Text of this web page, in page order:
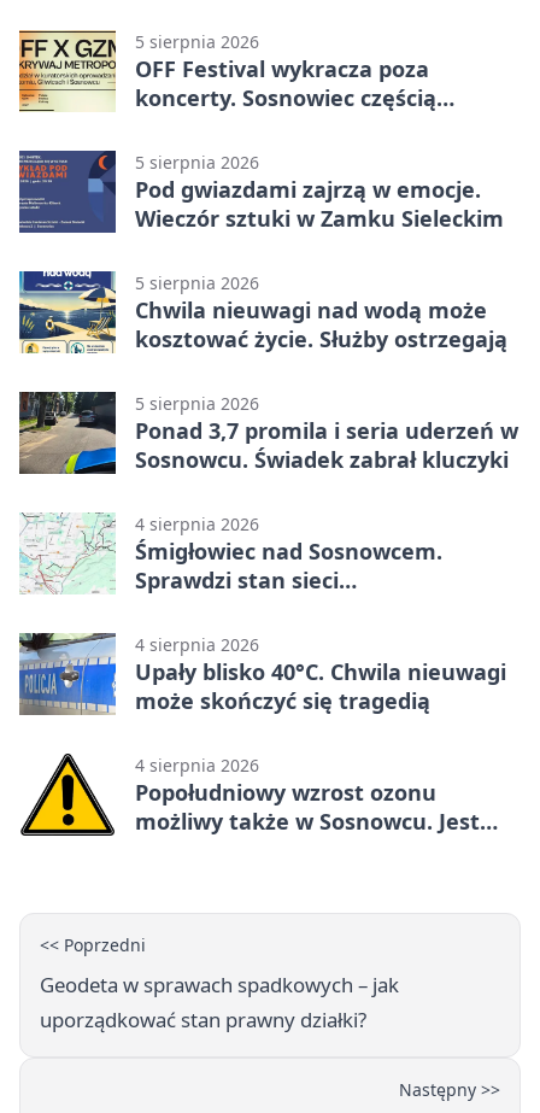
przed przerwą
5 sierpnia 2026
OFF Festival wykracza poza
koncerty. Sosnowiec częścią
5 sierpnia 2026
Pod gwiazdami zajrzą w emocje.
Wieczór sztuki w Zamku Sieleckim
5 sierpnia 2026
Chwila nieuwagi nad wodą może
kosztować życie. Służby ostrzegają
5 sierpnia 2026
Ponad 3,7 promila i seria uderzeń w
Sosnowcu. Świadek zabrał kluczyki
4 sierpnia 2026
Śmigłowiec nad Sosnowcem.
Sprawdzi stan sieci
4 sierpnia 2026
Upały blisko 40°C. Chwila nieuwagi
może skończyć się tragedią
4 sierpnia 2026
Popołudniowy wzrost ozonu
możliwy także w Sosnowcu. Jest
<< Poprzedni
Geodeta w sprawach spadkowych – jak
uporządkować stan prawny działki?
Następny >>